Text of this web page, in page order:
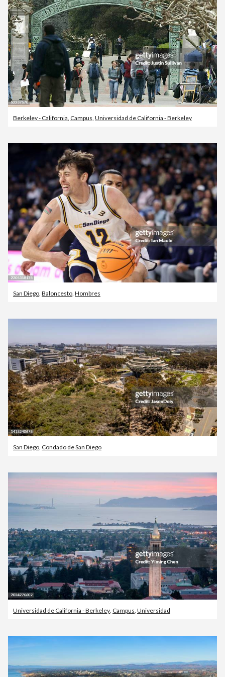
Berkeley - California Campus Universidad de California - Berkeley
San Diego Baloncesto Hombres
San Diego Condado de San Diego
Universidad de California - Berkeley Campus Universidad